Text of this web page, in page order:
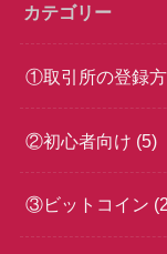
カテゴリー
①取引所の登録
②初心者向け (5)
③ビットコイン